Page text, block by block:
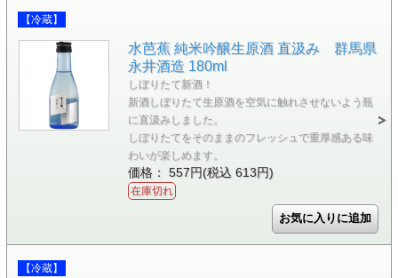
【冷蔵】
水芭蕉 純米吟醸生原酒 直汲み 群馬県
永井酒造 180ml
しぼりたて新酒！
新酒しぼりたて生原酒を空気に触れさせないよう瓶
に直汲みしました。
しぼりたてをそのままのフレッシュで重厚感ある味
わいが楽しめます。
価格： 557円(税込 613円)
在庫切れ
【冷蔵】